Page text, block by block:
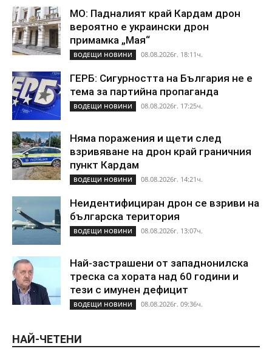
МО: Падналият край Кардам дрон
вероятно е украински дрон
примамка „Мая“
ВОДЕЩИ НОВИНИ 08.08.2026г. 18:11ч.
ГЕРБ: Сигурността на България не е
тема за партийна пропаганда
ВОДЕЩИ НОВИНИ 08.08.2026г. 17:25ч.
Няма поражения и щети след
взривяване на дрон край граничния
пункт Кардам
ВОДЕЩИ НОВИНИ 08.08.2026г. 14:21ч.
Неидентифициран дрон се взриви на
българска територия
ВОДЕЩИ НОВИНИ 08.08.2026г. 13:07ч.
Най-застрашени от западнонилска
треска са хората над 60 години и
тези с имунен дефицит
ВОДЕЩИ НОВИНИ 08.08.2026г. 09:36ч.
НАЙ-ЧЕТЕНИ